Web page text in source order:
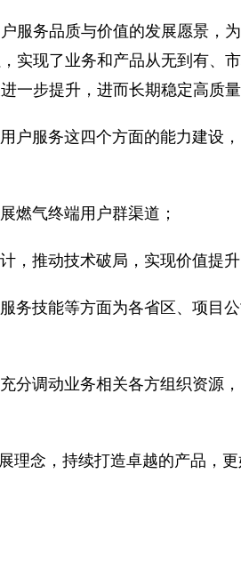
服务品质与价值的发展愿景，
实现了业务和产品从无到有、
步提升，进而长期稳定高质
服务这四个方面的能力建设
燃气终端用户群渠道；
，推动技术破局，实现价值提升
技能等方面为各省区、项目
分调动业务相关各方组织资源
念，持续打造卓越的产品，